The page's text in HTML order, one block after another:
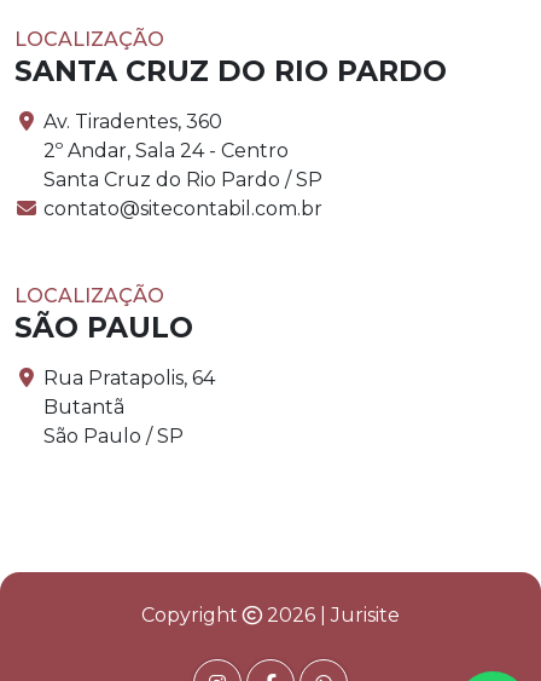
LOCALIZAÇÃO
SANTA CRUZ DO RIO PARDO
Av. Tiradentes, 360
2º Andar, Sala 24 - Centro
Santa Cruz do Rio Pardo / SP
contato@sitecontabil.com.br
LOCALIZAÇÃO
SÃO PAULO
Rua Pratapolis, 64
Butantã
São Paulo / SP
Copyright 2026 | Jurisite